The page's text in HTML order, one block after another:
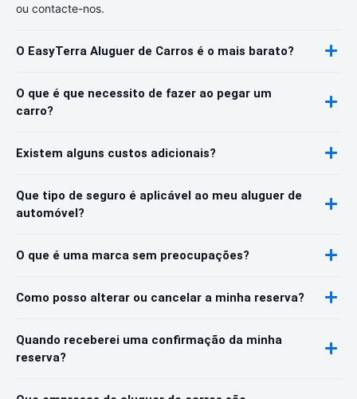
ou contacte-nos.
O EasyTerra Aluguer de Carros é o mais barato?
O que é que necessito de fazer ao pegar um
carro?
Existem alguns custos adicionais?
Que tipo de seguro é aplicável ao meu aluguer de
automóvel?
O que é uma marca sem preocupações?
Como posso alterar ou cancelar a minha reserva?
Quando receberei uma confirmação da minha
reserva?